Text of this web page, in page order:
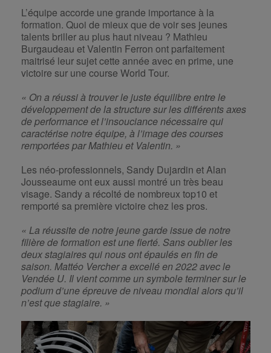
L’équipe accorde une grande importance à la
formation. Quoi de mieux que de voir ses jeunes
talents briller au plus haut niveau ? Mathieu
Burgaudeau et Valentin Ferron ont parfaitement
maitrisé leur sujet cette année avec en prime, une
victoire sur une course World Tour.
« On a réussi à trouver le juste équilibre entre le
développement de la structure sur les différents axes
de performance et l’insouciance nécessaire qui
caractérise notre équipe, à l’image des courses
remportées par Mathieu et Valentin. »
Les néo-professionnels, Sandy Dujardin et Alan
Jousseaume ont eux aussi montré un très beau
visage. Sandy a récolté de nombreux top10 et
remporté sa première victoire chez les pros.
« La réussite de notre jeune garde issue de notre
filière de formation est une fierté. Sans oublier les
deux stagiaires qui nous ont épaulés en fin de
saison. Mattéo Vercher a excellé en 2022 avec le
Vendée U. Il vient comme un symbole terminer sur le
podium d’une épreuve de niveau mondial alors qu’il
n’est que stagiaire. »